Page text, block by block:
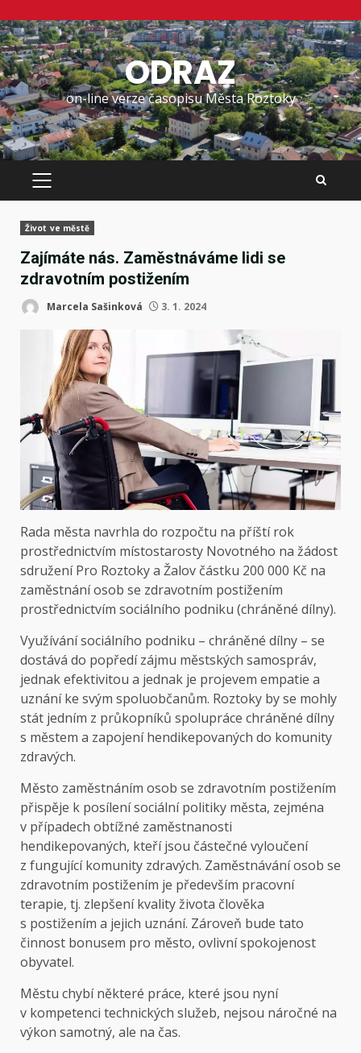
Skip
to
content
ODRAZ
on-line verze časopisu Města Roztoky
PRIMARY
Život ve městě
Zajímáte nás. Zaměstnáváme lidi se
zdravotním postižením
Marcela Sašinková 3. 1. 2024
Rada města navrhla do rozpočtu na příští rok
prostřednictvím místostarosty Novotného na žádost
sdružení Pro Roztoky a Žalov částku 200 000 Kč na
zaměstnání osob se zdravotním postižením
prostřednictvím sociálního podniku (chráněné dílny).
Využívání sociálního podniku – chráněné dílny – se
dostává do popředí zájmu městských samospráv,
jednak efektivitou a jednak je projevem empatie a
uznání ke svým spoluobčanům. Roztoky by se mohly
stát jedním z průkopníků spolupráce chráněné dílny
s městem a zapojení hendikepovaných do komunity
zdravých.
Město zaměstnáním osob se zdravotním postižením
přispěje k posílení sociální politiky města, zejména
v případech obtížné zaměstnanosti
hendikepovaných, kteří jsou částečné vyloučení
z fungující komunity zdravých. Zaměstnávání osob se
zdravotním postižením je především pracovní
terapie, tj. zlepšení kvality života člověka
s postižením a jejich uznání. Zároveň bude tato
činnost bonusem pro město, ovlivní spokojenost
obyvatel.
Městu chybí některé práce, které jsou nyní
v kompetenci technických služeb, nejsou náročné na
výkon samotný, ale na čas.